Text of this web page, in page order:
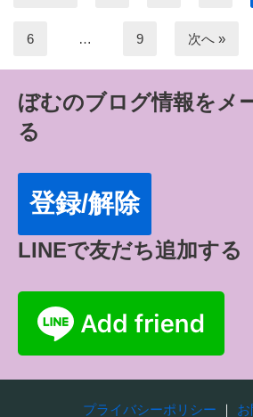
6 … 9 次へ »
ぼむのブログ情報をメ
る
登録/解除
LINEで友だち追加する
プライバシーポリシー